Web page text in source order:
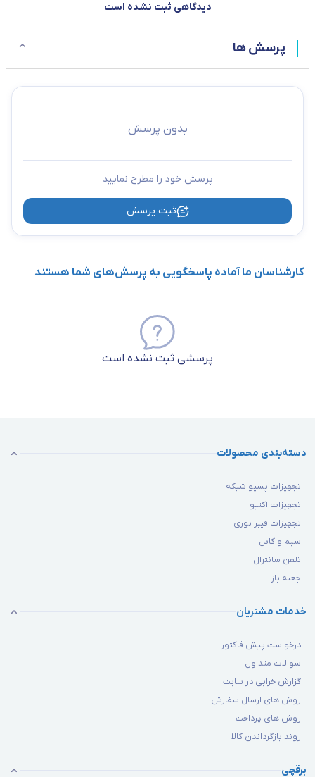
دیدگاهی ثبت نشده است
پرسش ها
بدون پرسش
پرسش خود را مطرح نمایید
ثبت پرسش
کارشناسان ما آماده پاسخگویی به پرسش‌های شما هستند
پرسشی ثبت نشده است
دسته‌بندی محصولات
تجهیزات پسیو شبکه
تجهیزات اکتیو
تجهیزات فیبر نوری
سیم و کابل
تلفن سانترال
جعبه باز
خدمات مشتریان
درخواست پیش فاکتور
سوالات متداول
گزارش خرابی در سایت
روش های ارسال سفارش
روش های پرداخت
روند بازگرداندن کالا
برقچی